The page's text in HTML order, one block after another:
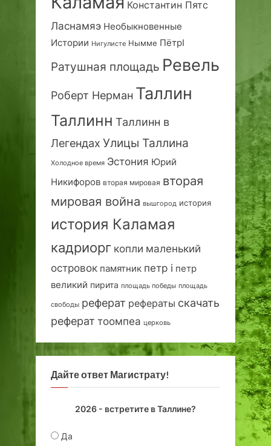
Константин Пятс
Ласнамяэ Необыкновенные
Истории Нигулисте Нымме ПётрI
Ратушная площадь Ревель
Роберт Нерман Таллин
Таллинн Таллинн в
Легендах Улицы Таллина
Холодное время Эстония Юрий
Никифоров вторая мировая вторая
мировая война вышгород история
история Каламая
кадриорг копли маленький
островок памятник петр i петр
великий пирита площадь победы площадь
свободы реферат рефераты скачать
реферат тоомпеа церковь
Дайте ответ Магистрату!
2026 - встретите в Таллине?
Да